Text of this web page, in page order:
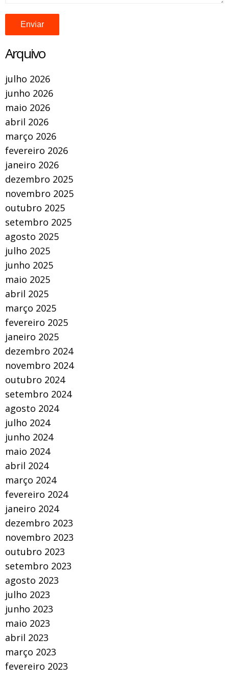
Arquivo
julho 2026
junho 2026
maio 2026
abril 2026
março 2026
fevereiro 2026
janeiro 2026
dezembro 2025
novembro 2025
outubro 2025
setembro 2025
agosto 2025
julho 2025
junho 2025
maio 2025
abril 2025
março 2025
fevereiro 2025
janeiro 2025
dezembro 2024
novembro 2024
outubro 2024
setembro 2024
agosto 2024
julho 2024
junho 2024
maio 2024
abril 2024
março 2024
fevereiro 2024
janeiro 2024
dezembro 2023
novembro 2023
outubro 2023
setembro 2023
agosto 2023
julho 2023
junho 2023
maio 2023
abril 2023
março 2023
fevereiro 2023